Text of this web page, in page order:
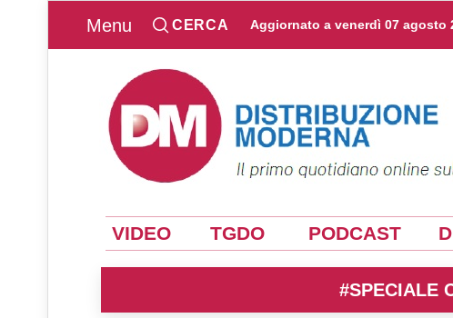
Menu CERCA Aggiornato a venerdì 07 agosto
VIDEO TGDO PODCAST
#SPECIALE